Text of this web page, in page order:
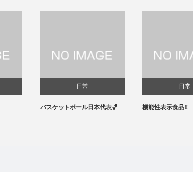
日常
バスケットボール日本代表🏀
日常
機能性表示食品‼️